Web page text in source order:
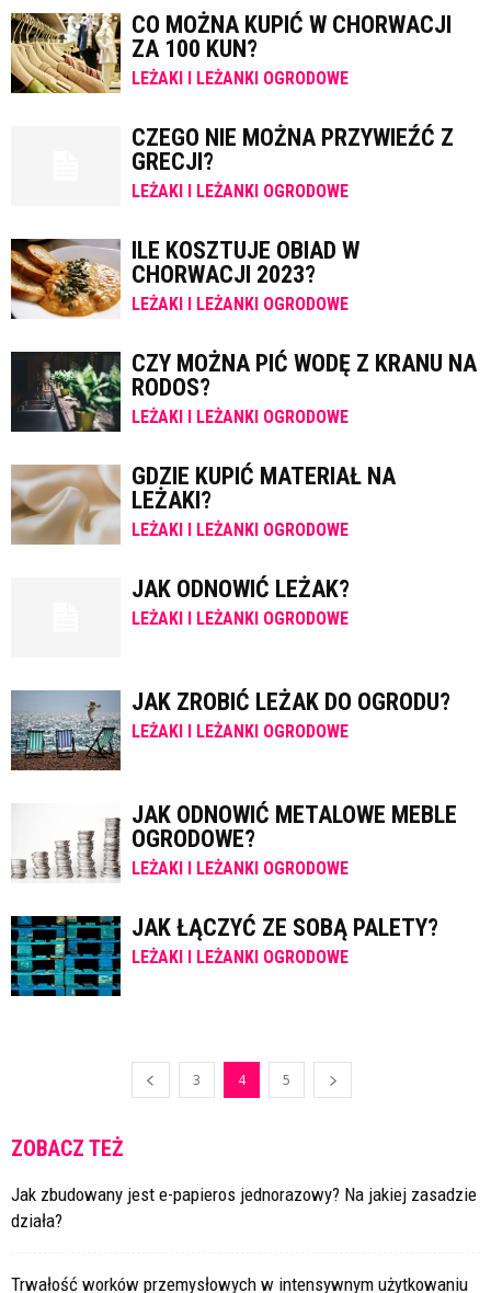
CO MOŻNA KUPIĆ W CHORWACJI
ZA 100 KUN?
LEŻAKI I LEŻANKI OGRODOWE
CZEGO NIE MOŻNA PRZYWIEŹĆ Z
GRECJI?
LEŻAKI I LEŻANKI OGRODOWE
ILE KOSZTUJE OBIAD W
CHORWACJI 2023?
LEŻAKI I LEŻANKI OGRODOWE
CZY MOŻNA PIĆ WODĘ Z KRANU NA
RODOS?
LEŻAKI I LEŻANKI OGRODOWE
GDZIE KUPIĆ MATERIAŁ NA
LEŻAKI?
LEŻAKI I LEŻANKI OGRODOWE
JAK ODNOWIĆ LEŻAK?
LEŻAKI I LEŻANKI OGRODOWE
JAK ZROBIĆ LEŻAK DO OGRODU?
LEŻAKI I LEŻANKI OGRODOWE
JAK ODNOWIĆ METALOWE MEBLE
OGRODOWE?
LEŻAKI I LEŻANKI OGRODOWE
JAK ŁĄCZYĆ ZE SOBĄ PALETY?
LEŻAKI I LEŻANKI OGRODOWE
3 4 5
ZOBACZ TEŻ
Jak zbudowany jest e-papieros jednorazowy? Na jakiej zasadzie
działa?
Trwałość worków przemysłowych w intensywnym użytkowaniu